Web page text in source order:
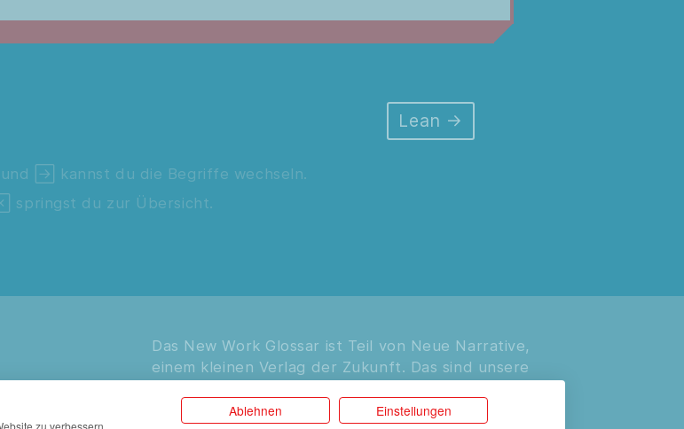
Lean
 kannst du die Begriffe wechseln.
springst du zur Übersicht.
Das New Work Glossar ist Teil von Neue Narrative,
einem kleinen Verlag der Zukunft. Das sind unsere
zu verbessern,
Ablehnen Einstellungen